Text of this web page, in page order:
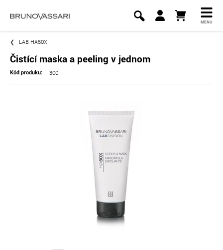
MENU
LAB HA50X
Čistící maska a peeling v jednom
Kód produku: 300